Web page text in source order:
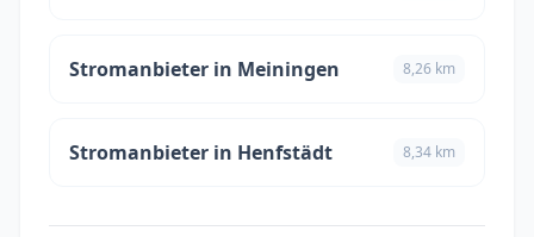
Stromanbieter in Meiningen 8,26 km
Stromanbieter in Henfstädt 8,34 km